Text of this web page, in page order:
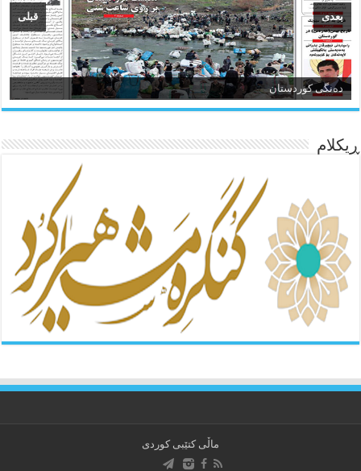
ده‌نگی کوردستان
ئاژانسی هەواڵی مێهر
قبلی بعدی
ڕیکلام
ماڵی کتێبی کوردی